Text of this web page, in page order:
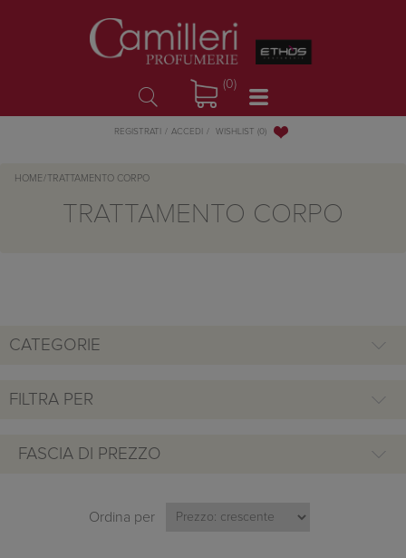
(0)
REGISTRATI ACCEDI WISHLIST (0)
HOME/ TRATTAMENTO CORPO
TRATTAMENTO CORPO
CATEGORIE
FILTRA PER
FASCIA DI PREZZO
Ordina per